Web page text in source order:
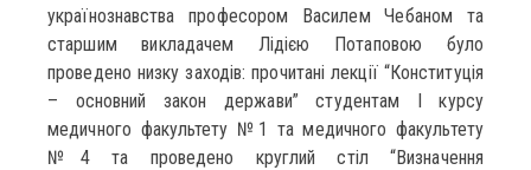
українознавства професором Василем Чебаном та
старшим викладачем Лідією Потаповою було
проведено низку заходів: прочитані лекції “Конституція
– основний закон держави” студентам І курсу
медичного факультету №1 та медичного факультету
№4 та проведено круглий стіл “Визначення